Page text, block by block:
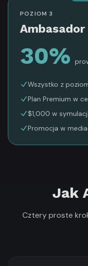
POZIOM 3
Ambasador
30%
Wszystko z
Plan Premium w
$1,000 w
Promocja w
Jak
Cztery proste